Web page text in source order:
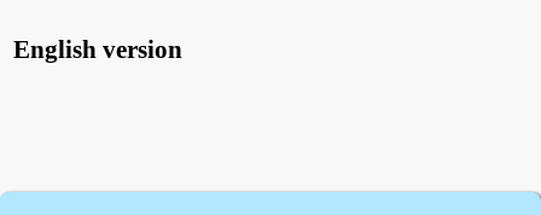
English version